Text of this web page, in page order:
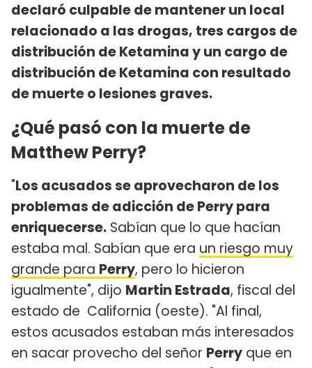
declaró culpable de mantener un local
relacionado a las drogas, tres cargos de
distribución de Ketamina y un cargo de
distribución de Ketamina con resultado
de muerte o lesiones graves.
¿Qué pasó con la muerte de
Matthew Perry?
"Los acusados se aprovecharon de los
problemas de adicción de Perry para
enriquecerse. Sabían que lo que hacían
estaba mal. Sabían que era un riesgo muy
grande para Perry, pero lo hicieron
igualmente", dijo Martin Estrada, fiscal del
estado de California (oeste). "Al final,
estos acusados estaban más interesados
en sacar provecho del señor Perry que en